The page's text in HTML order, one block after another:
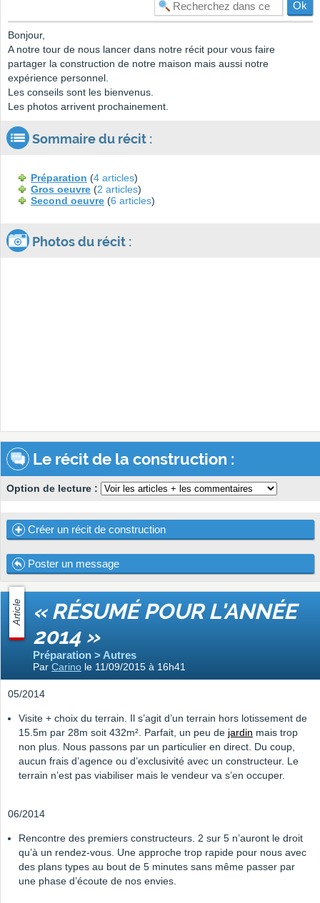
Bonjour,
A notre tour de nous lancer dans notre récit pour vous faire
partager la construction de notre maison mais aussi notre
expérience personnel.
Les conseils sont les bienvenus.
Les photos arrivent prochainement.
Sommaire du récit :
Préparation (4 articles)
Gros oeuvre (2 articles)
Second oeuvre (6 articles)
Photos du récit :
Le récit de la construction :
Option de lecture :
Créer un récit de construction
Poster un message
Article « RÉSUMÉ POUR L'ANNÉE
2014 »
Préparation > Autres
Par Carino le 11/09/2015 à 16h41
05/2014
Visite + choix du terrain. Il s’agit d’un terrain hors lotissement de
15.5m par 28m soit 432m². Parfait, un peu de jardin mais trop
non plus. Nous passons par un particulier en direct. Du coup,
aucun frais d’agence ou d’exclusivité avec un constructeur. Le
terrain n’est pas viabiliser mais le vendeur va s’en occuper.
06/2014
Rencontre des premiers constructeurs. 2 sur 5 n’auront le droit
qu’à un rendez-vous. Une approche trop rapide pour nous avec
des plans types au bout de 5 minutes sans même passer par
une phase d’écoute de nos envies.